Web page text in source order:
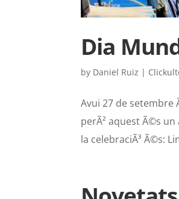
Dia
by Daniel Ruiz |
Avui 27 de setembre
perÃ² aquest Ã©s
la celebraciÃ³ Ã©s: